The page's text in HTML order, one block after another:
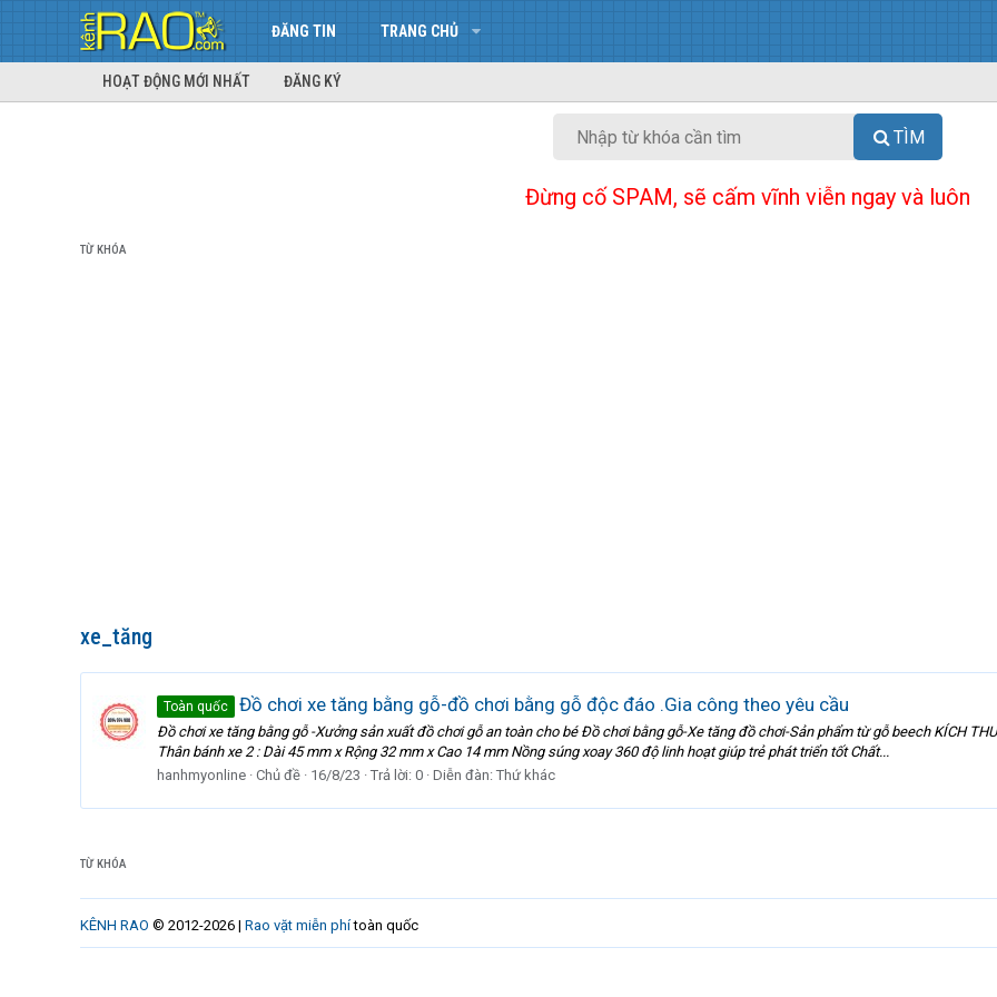
ĐĂNG TIN TRANG CHỦ
HOẠT ĐỘNG MỚI NHẤT ĐĂNG KÝ
TÌM
Đừng cố SPAM, sẽ cấm vĩnh viễn ngay và luôn
TỪ KHÓA
xe_tăng
Toàn quốc Đồ chơi xe tăng bằng gỗ-đồ chơi bằng gỗ độc đáo .Gia công theo yêu cầu
Đồ chơi xe tăng bằng gỗ -Xưởng sản xuất đồ chơi gỗ an toàn cho bé Đồ chơi bằng gỗ-Xe tăng đồ chơi-Sản phẩm từ gỗ beech KÍCH
Thân bánh xe 2 : Dài 45 mm x Rộng 32 mm x Cao 14 mm Nồng súng xoay 360 độ linh hoạt giúp trẻ phát triển tốt Chất...
hanhmyonline Chủ đề 16/8/23 Trả lời: 0 Diễn đàn: Thứ khác
TỪ KHÓA
KÊNH RAO © 2012-2026 | Rao vặt miễn phítoàn quốc